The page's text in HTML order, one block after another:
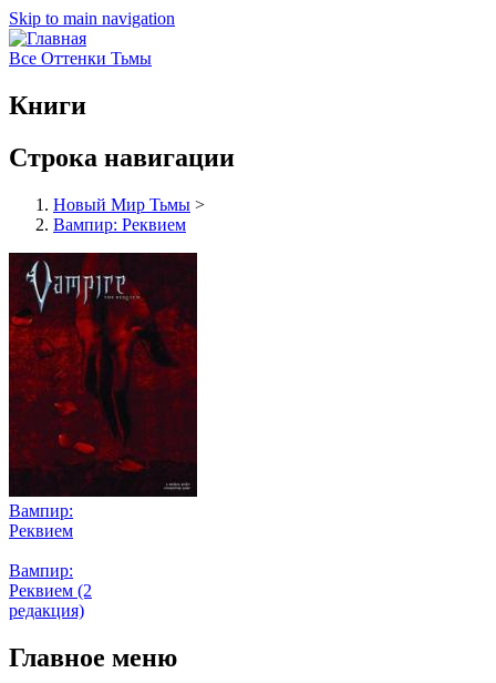
Skip to main navigation
Все Оттенки Тьмы
Книги
Строка навигации
Новый Мир Тьмы >
Вампир: Реквием
Вампир:
Реквием
Вампир:
Реквием (2
редакция)
Главное меню